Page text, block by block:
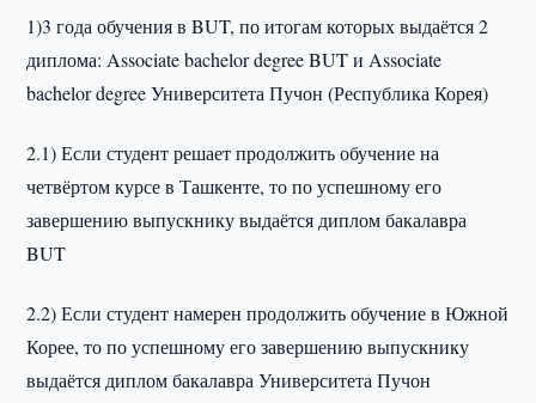
1)3 года обучения в BUT, по итогам которых выдаётся 2
диплома: Associate bachelor degree BUT и Associate
bachelor degree Университета Пучон (Республика Корея)
2.1) Если студент решает продолжить обучение на
четвёртом курсе в Ташкенте, то по успешному его
завершению выпускнику выдаётся диплом бакалавра
BUT
2.2) Если студент намерен продолжить обучение в Южной
Корее, то по успешному его завершению выпускнику
выдаётся диплом бакалавра Университета Пучон